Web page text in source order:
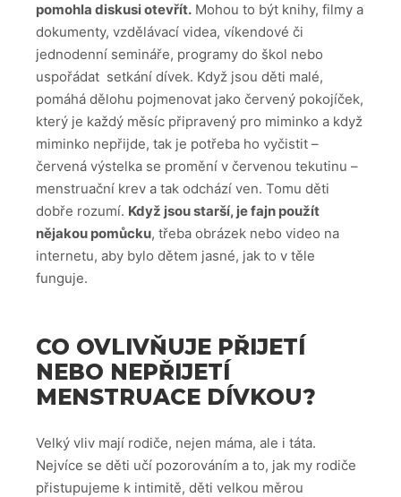
pomohla diskusi otevřít. Mohou to být knihy, filmy a
dokumenty, vzdělávací videa, víkendové či
jednodenní semináře, programy do škol nebo
uspořádat setkání dívek. Když jsou děti malé,
pomáhá dělohu pojmenovat jako červený pokojíček,
který je každý měsíc připravený pro miminko a když
miminko nepřijde, tak je potřeba ho vyčistit –
červená výstelka se promění v červenou tekutinu –
menstruační krev a tak odchází ven. Tomu děti
dobře rozumí. Když jsou starší, je fajn použít
nějakou pomůcku, třeba obrázek nebo video na
internetu, aby bylo dětem jasné, jak to v těle
funguje.
CO OVLIVŇUJE PŘIJETÍ
NEBO NEPŘIJETÍ
MENSTRUACE DÍVKOU?
Velký vliv mají rodiče, nejen máma, ale i táta.
Nejvíce se děti učí pozorováním a to, jak my rodiče
přistupujeme k intimitě, děti velkou měrou